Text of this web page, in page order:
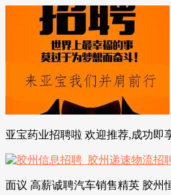
亚宝药业招聘啦 欢迎推荐,成功即
面议 高薪诚聘汽车销售精英 胶州